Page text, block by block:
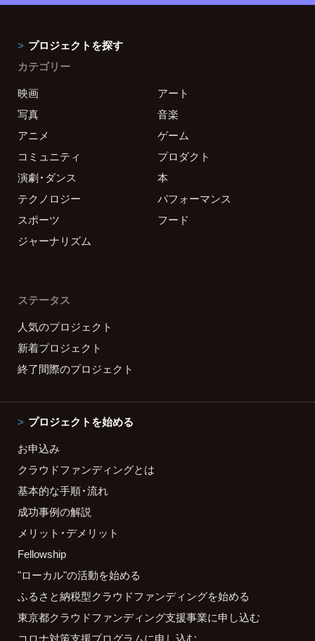
プロジェクトを探す
カテゴリー
映画
アート
写真
音楽
アニメ
ゲーム
コミュニティ
プロダクト
演劇・ダンス
本
テクノロジー
パフォーマンス
スポーツ
フード
ジャーナリズム
ステータス
人気のプロジェクト
新着プロジェクト
終了間際のプロジェクト
プロジェクトを始める
お申込み
クラウドファンディングとは
基本的な手順・流れ
成功事例の解説
メリット・デメリット
Fellowship
"ローカル"の活動を始める
ふるさと納税型クラウドファンディングを始める
東京都クラウドファンディング支援事業に申し込む
コロナ対策支援プログラムに申し込む